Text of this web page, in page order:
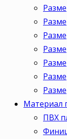
Материал
ПВХ